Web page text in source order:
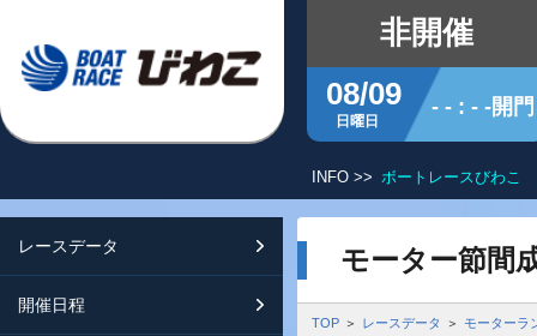
非開催
08/09
日曜日
- - : - -開門
レースデータ シリーズインデックス
レース展望
開催日程
開催日程
開催日程（年間）
交通ガイド
施設ガイド
特設バックナンバー
INFO >> ボートレースびわこ
モーター節間
TOP レースデータ モーターラ